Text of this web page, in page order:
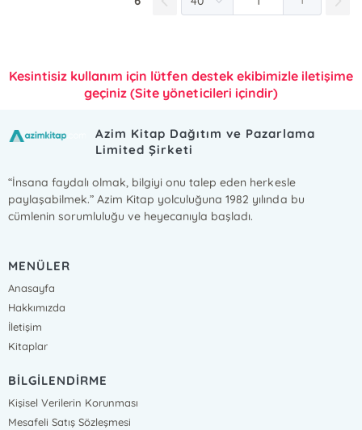
Kesintisiz kullanım için lütfen destek ekibimizle iletişime
geçiniz (Site yöneticileri içindir)
Azim Kitap Dağıtım ve Pazarlama
Limited Şirketi
“İnsana faydalı olmak, bilgiyi onu talep eden herkesle
paylaşabilmek.” Azim Kitap yolculuğuna 1982 yılında bu
cümlenin sorumluluğu ve heyecanıyla başladı.
MENÜLER
Anasayfa
Hakkımızda
İletişim
Kitaplar
BİLGİLENDİRME
Kişisel Verilerin Korunması
Mesafeli Satış Sözleşmesi